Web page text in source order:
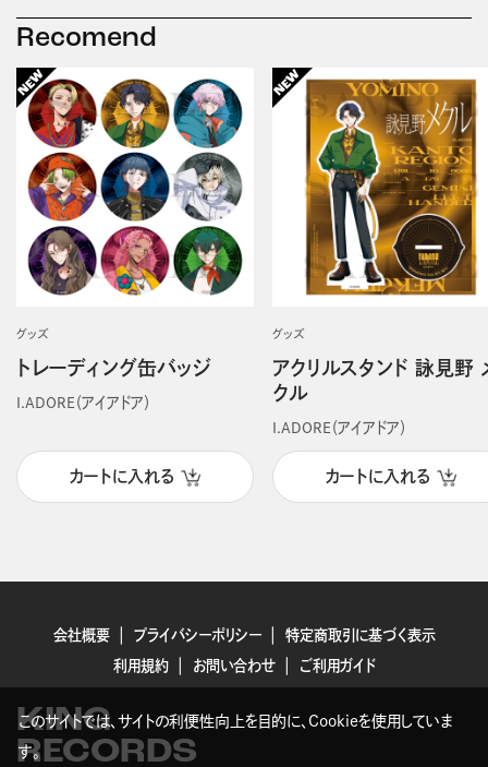
Recomend
グッズ
トレーディング缶バッジ
I.ADORE（アイアドア）
カートに入れる
グッズ
アクリルスタンド 詠見野
クル
I.ADORE（アイアドア）
カートに入れる
会社概要 プライバシーポリシー
特定商取引に基づく表示
利用規約
お問い合わせ ご利用ガイド
KING
RECORDS
このサイトでは、サイトの利便性向上を目的に、Cookieを使用していま
す。